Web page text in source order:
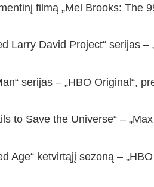
filmą „Mel Brooks: The
Larry David Project“ serijas
serijas – „HBO Original“,
to Save the Universe“ –
Age“ ketvirtąjį sezoną –